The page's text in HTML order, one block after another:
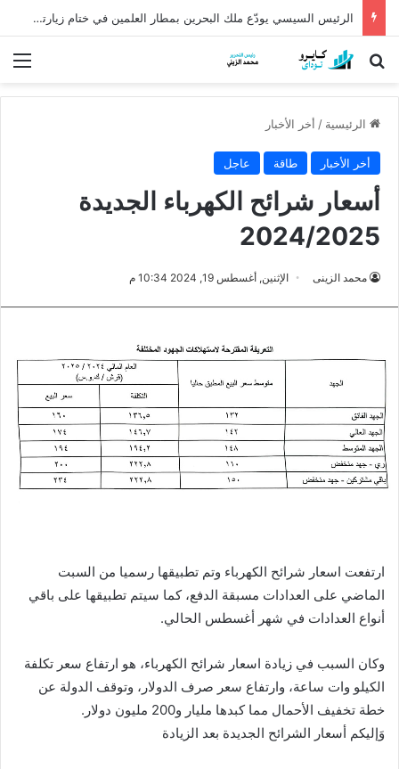
الرئيس السيسي يودّع ملك البحرين بمطار العلمين في ختام زيارته إلى مصر
بحث عن
الرئيسية / أخر الأخبار
أخر الأخبار طاقة عاجل
أسعار شرائح الكهرباء الجديدة
2024/2025
محمد الزينى الإثنين, أغسطس 19, 2024 10:34 م
ارتفعت اسعار شرائح الكهرباء وتم تطبيقها رسميا من السبت
الماضي على العدادات مسبقة الدفع، كما سيتم تطبيقها على باقي
أنواع العدادات في شهر أغسطس الحالي.
وكان السبب في زيادة اسعار شرائح الكهرباء، هو ارتفاع سعر تكلفة
الكيلو وات ساعة، وارتفاع سعر صرف الدولار، وتوقف الدولة عن
خطة تخفيف الأحمال مما كبدها مليار و200 مليون دولار.
وَإليكم أسعار الشرائح الجديدة بعد الزيادة